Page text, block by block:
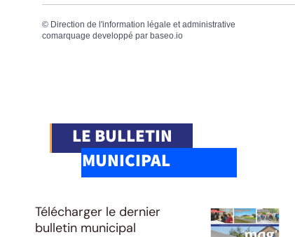
© Direction de l'information légale et administrative
comarquage developpé par baseo.io
LE BULLETIN
MUNICIPAL
Télécharger le dernier
bulletin municipal